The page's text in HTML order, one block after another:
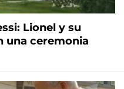
Lionel y su
una ceremonia